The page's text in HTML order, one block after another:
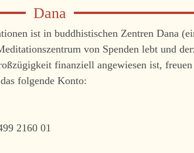
ist in buddhistischen Zentren Dana
von Spenden lebt und
finanziell angewiesen ist,
folgende Konto:
2160 01